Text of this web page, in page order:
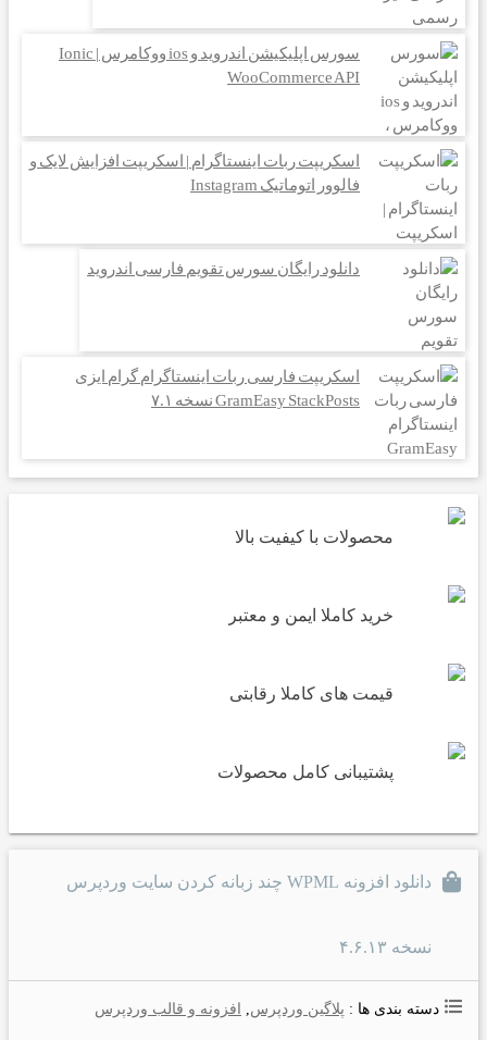
سورس اپلیکیشن اندروید و ios ووکامرس | Ionic
WooCommerce API
اسکریپت ربات اینستاگرام | اسکریپت افزایش لایک و
فالوور اتوماتیک Instagram
دانلود رایگان سورس تقویم فارسی اندروید
اسکریپت فارسی ربات اینستاگرام گرام‌ ایزی
GramEasy StackPosts نسخه ۷.۱
محصولات با کیفیت بالا
خرید کاملا ایمن و معتبر
قیمت های کاملا رقابتی
پشتیبانی کامل محصولات
دانلود افزونه WPML چند زبانه کردن سایت وردپرس
نسخه ۴.۶.۱۳
دسته بندی ها : پلاگین وردپرس افزونه و قالب وردپرس